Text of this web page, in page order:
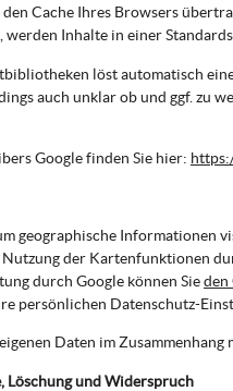
Cache Ihres Browsers
Inhalte in einer
löst automatisch
auch unklar ob und ggf. zu
Google finden Sie hier:
geographische Informationen
der Kartenfunktionen
durch Google können Sieden
persönlichen Datenschutz-
Daten im Zusammenhang
Löschung und Widerspruch